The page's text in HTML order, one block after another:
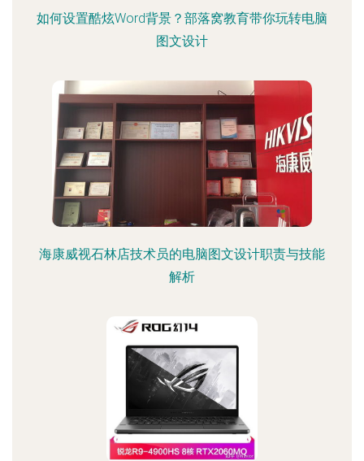
如何设置酷炫Word背景？部落窝教育带你玩转电脑
图文设计
海康威视石林店技术员的电脑图文设计职责与技能
解析